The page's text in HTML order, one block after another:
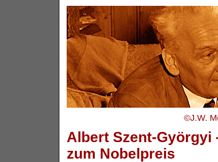
©J.W.
Albert Szent-Györgyi
zum Nobelpreis